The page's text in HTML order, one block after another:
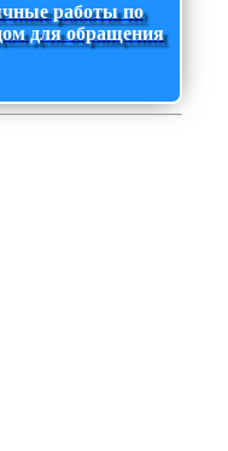
работы по
для обращения